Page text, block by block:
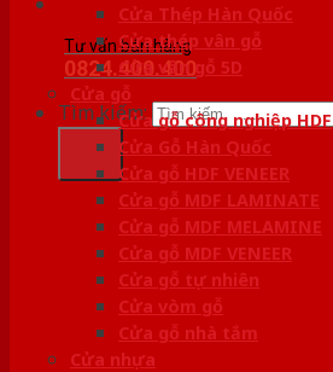
Tư vấn bán hàng
0824.400.400
Tìm kiếm:
Cửa Thép Hàn Quốc
Cửa thép vân gỗ
Cửa vân gỗ 5D
Cửa gỗ
Cửa gỗ công nghiệp HDF
Cửa Gỗ Hàn Quốc
Cửa gỗ HDF VENEER
Cửa gỗ MDF LAMINATE
Cửa gỗ MDF MELAMINE
Cửa gỗ MDF VENEER
Cửa gỗ tự nhiên
Cửa vòm gỗ
Cửa gỗ nhà tắm
Cửa nhựa